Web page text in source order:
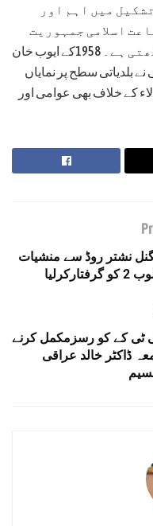
آئین کی تشکیل میں اہم اور
اسلامی جمہوریت
اور جمہوری جدو جہد پر یقین رکھتی ہے۔ 1958کے ایوب خان
بلدیاتی سطح پر نمایاں
کے خلاف بھی عوامی اور
نشتر روڈ سے منشیات
ٹی کے کو رسزمکمل کرنے
ڈاکٹر خالد عراقی